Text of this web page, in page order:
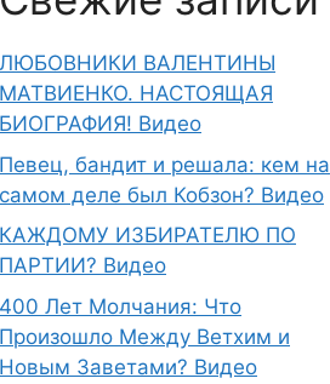
ЛЮБОВНИКИ ВАЛЕНТИНЫ
МАТВИЕНКО. НАСТОЯЩАЯ
БИОГРАФИЯ! Видео
Певец, бандит и решала: кем на
самом деле был Кобзон? Видео
КАЖДОМУ ИЗБИРАТЕЛЮ ПО
ПАРТИИ? Видео
400 Лет Молчания: Что
Произошло Между Ветхим и
Новым Заветами? Видео